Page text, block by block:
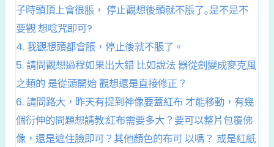
子時頭頂上會很脹， 停止觀想後頭就不脹了｡是不是不
要觀 想唸咒即可?
4.我觀想頭都會脹，停止後就不脹了。
5.請問觀想過程如果出大錯 比如說法 器從劍變成麥克風
之類的 是從頭開始 觀想還是直接修正？
6.請問路大，昨天有提到神像要蓋紅布 才能移動，有幾
個衍伸的問題想請教:紅布需要多大？要可以整片包覆佛
像，還是遮住臉即可？其他顏色的布可 以嗎？ 或是紅紙